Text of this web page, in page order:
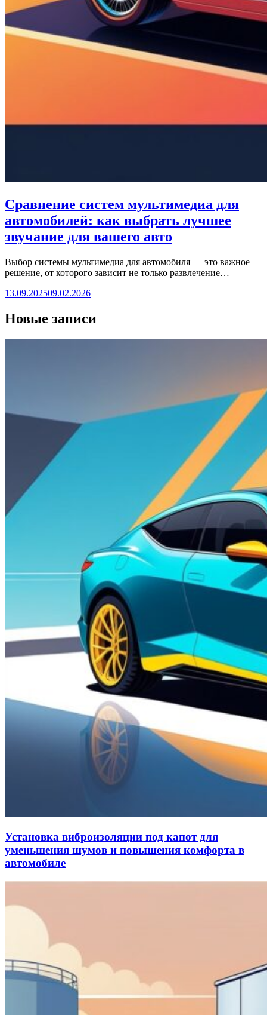
Сравнение систем мультимедиа для
автомобилей: как выбрать лучшее
звучание для вашего авто
Выбор системы мультимедиа для автомобиля — это важное
решение, от которого зависит не только развлечение…
13.09.202509.02.2026
Новые записи
Установка виброизоляции под капот для
уменьшения шумов и повышения комфорта в
автомобиле